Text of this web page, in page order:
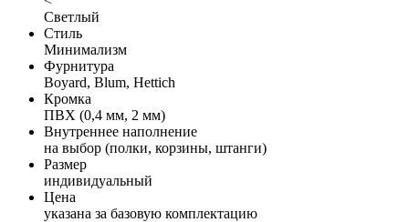
Светлый
Стиль
Минимализм
Фурнитура
Boyard, Blum, Hettich
Кромка
ПВХ (0,4 мм, 2 мм)
Внутреннее наполнение
на выбор (полки, корзины, штанги)
Размер
индивидуальный
Цена
указана за базовую комплектацию